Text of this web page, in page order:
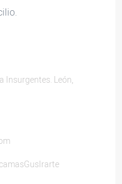
Insurgentes. León,